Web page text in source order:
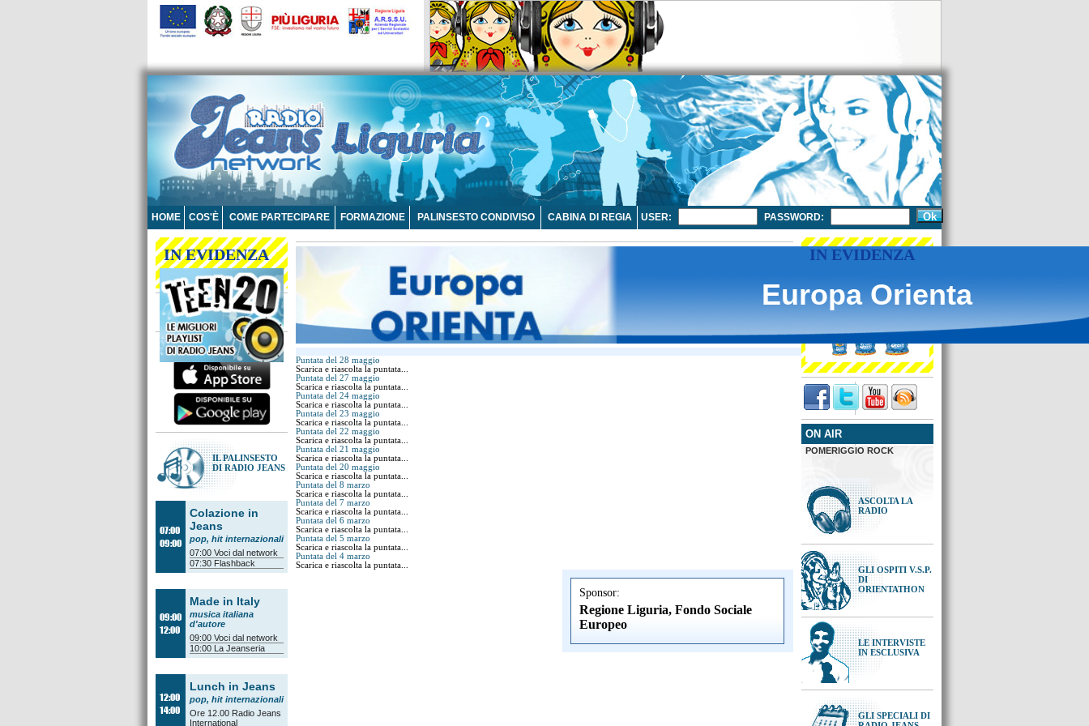
HOME COS'È COME PARTECIPARE FORMAZIONE PALINSESTO CONDIVISO CABINA DI REGIA USER: PASSWORD:
IN EVIDENZA
Scarica l'app gratuita
di Radio Jeans
IL PALINSESTO
DI RADIO JEANS
07:00
09:00
Colazione in
Jeans
pop, hit internazionali
07:00 Voci dal network
07:30 Flashback
09:00
12:00
Made in Italy
musica italiana
d'autore
09:00 Voci dal network
10:00
La Jeanseria
12:00
14:00
Lunch in Jeans
pop, hit internazionali
Ore 12.00 Radio Jeans
International
Europa Orienta
Puntata del 28 maggio
Scarica e riascolta la puntata...
Puntata del 27 maggio
Scarica e riascolta la puntata...
Puntata del 24 maggio
Scarica e riascolta la puntata...
Puntata del 23 maggio
Scarica e riascolta la puntata...
Puntata del 22 maggio
Scarica e riascolta la puntata...
Puntata del 21 maggio
Scarica e riascolta la puntata...
Puntata del 20 maggio
Scarica e riascolta la puntata...
Puntata del 8 marzo
Scarica e riascolta la puntata...
Puntata del 7 marzo
Scarica e riascolta la puntata...
Puntata del 6 marzo
Scarica e riascolta la puntata...
Puntata del 5 marzo
Scarica e riascolta la puntata...
Puntata del 4 marzo
Scarica e riascolta la puntata...
Sponsor:
Regione Liguria, Fondo Sociale
Europeo
IN EVIDENZA
ON AIR
POMERIGGIO ROCK
ASCOLTA LA
RADIO
GLI OSPITI V.S.P.
DI
ORIENTATHON
LE INTERVISTE
IN ESCLUSIVA
GLI SPECIALI DI